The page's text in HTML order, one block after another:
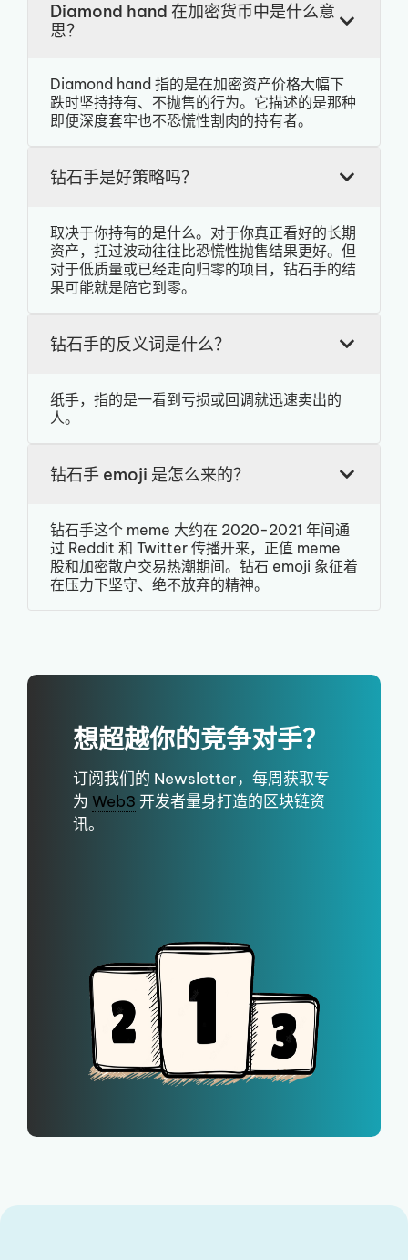
Diamond hand 在加密货币中是什么意
思？
Diamond hand 指的是在加密资产价格大幅下
跌时坚持持有、不抛售的行为。它描述的是那种
即便深度套牢也不恐慌性割肉的持有者。
钻石手是好策略吗？
取决于你持有的是什么。对于你真正看好的长期
资产，扛过波动往往比恐慌性抛售结果更好。但
对于低质量或已经走向归零的项目，钻石手的结
果可能就是陪它到零。
钻石手的反义词是什么？
纸手，指的是一看到亏损或回调就迅速卖出的
人。
钻石手 emoji 是怎么来的？
钻石手这个 meme 大约在 2020-2021 年间通
过 Reddit 和 Twitter 传播开来，正值 meme
股和加密散户交易热潮期间。钻石 emoji 象征着
在压力下坚守、绝不放弃的精神。
想超越你的竞争对手？
订阅我们的 Newsletter，每周获取专
为 Web3 开发者量身打造的区块链资
讯。